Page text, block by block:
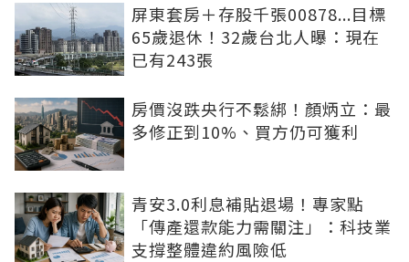
屏東套房＋存股千張00878...目標
65歲退休！32歲台北人曝：現在
已有243張
房價沒跌央行不鬆綁！顏炳立：最
多修正到10%、買方仍可獲利
青安3.0利息補貼退場！專家點
「傳產還款能力需關注」：科技業
支撐整體違約風險低